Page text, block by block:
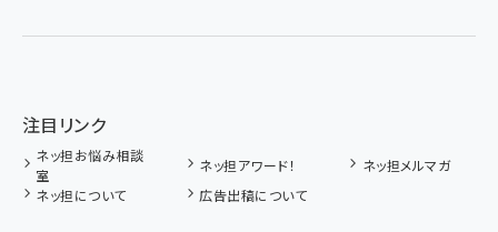
注目リンク
ネッ担お悩み相談
室
ネッ担アワード！
ネッ担メルマガ
ネッ担について
広告出稿について